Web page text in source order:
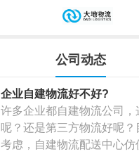
公司动态
企业自建物流好不好?
许多企业都自建物流公司
呢？还是第三方物流好呢
考虑，自建物流配送中心仿